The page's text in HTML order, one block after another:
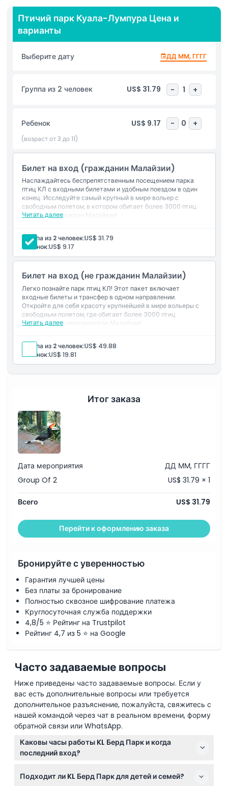
Начните свой визит с комфортного трансфера в одном
направлении от вашего отеля в Куала-Лумпуре. Прибыв,
исследуйте главные достопримечательности парка, такие
себя более 200 видов птиц, включая величественного
красочного Желтоногого аиста и игривых Серебристых
какаду.
свободного полёта, спроектированный как пышный
тропический лес с высокими деревьями, густыми
кустарниками, протекающими ручьями и сотнями птиц,
свободно летающих вокруг вас. Это волшебный опыт, где
можно почувствовать близость к природе.
Не пропустите сессии кормления птиц, где вы сможете
взаимодействовать с этими прекрасными созданиями.
Также в течение дня проходят захватывающие шоу и
выступления птиц. Когда понадобится отдых, расслабьтесь в
например свежий кокос, в одном из киосков. Птичий парк
Куала-Лумпура предлагает идеальное сочетание
развлечений, обучения и отдыха!
Основные моменты
Включено
Политика в отношении детей и взрослых
Часы работы
Вещи, которые нужно знать
Местоположение
Как воспользоваться
Политика отмены
Птичий парк Куала-Лумпура Цена и
варианты
Выберите дату ДД ММ, ГГГГ
Группа из 2 человек US$ 31.79 - 1 +
Ребенок US$ 9.17 - 0 +
(возраст от 3 до 11)
Билет на вход (гражданин Малайзии)
Наслаждайтесь беспрепятственным посещением парка
птиц КЛ с входными билетами и удобным поездом в один
конец. Исследуйте самый крупный в мире вольер с
свободным полетом, в котором обитает более 3000 птиц.
Только для граждан Малайзии!
Читать далее
Группа из 2 человек:US$ 31.79
Ребенок:US$ 9.17
Билет на вход (не гражданин Малайзии)
Легко познайте парк птиц КЛ! Этот пакет включает
входные билеты и трансфер в одном направлении.
Откройте для себя красоту крупнейшей в мире вольеры с
свободным полетом, где обитает более 3000 птиц.
Идеально для нерезидентов Малайзии!
Читать далее
Группа из 2 человек:US$ 49.88
Ребенок:US$ 19.81
Итог заказа
Дата мероприятия
ДД ММ, ГГГГ
Group Of 2
US$ 31.79 × 1
Всего US$ 31.79
Перейти к оформлению заказа
Бронируйте с уверенностью
Гарантия лучшей цены
Без платы за бронирование
Полностью сквозное шифрование платежа
Круглосуточная служба поддержки
4,8/5 ⭐ Рейтинг на Trustpilot
Рейтинг 4,7 из 5 ⭐ на Google
Часто задаваемые вопросы
Ниже приведены часто задаваемые вопросы. Если у
вас есть дополнительные вопросы или требуется
дополнительное разъяснение, пожалуйста, свяжитесь с
нашей командой через чат в реальном времени, форму
обратной связи или WhatsApp.
Каковы часы работы KL Берд Парк и когда
последний вход?
включая государственные и школьные праздники.
Подходит ли KL Берд Парк для детей и семей?